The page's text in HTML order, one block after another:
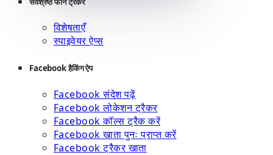
विशेषताएँ
स्पाइवेयर ऐप्स
Facebook हैकिंग ऐप
Facebook संदेश पढ़ें
Facebook लोकेशन ट्रैकर
Facebook कॉल्स ट्रैक करें
Facebook खाता पुनः प्राप्त करें
Facebook ट्रैकर खाता